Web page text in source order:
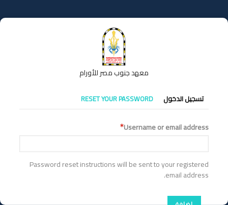
إلى
المحتوى
معهد جنوب مصر للأورام
التبويبات
الأساسية
تسجيل الدخول RESET YOUR PASSWORD
Username or email address
Password reset instructions will be sent to your registered
email address.